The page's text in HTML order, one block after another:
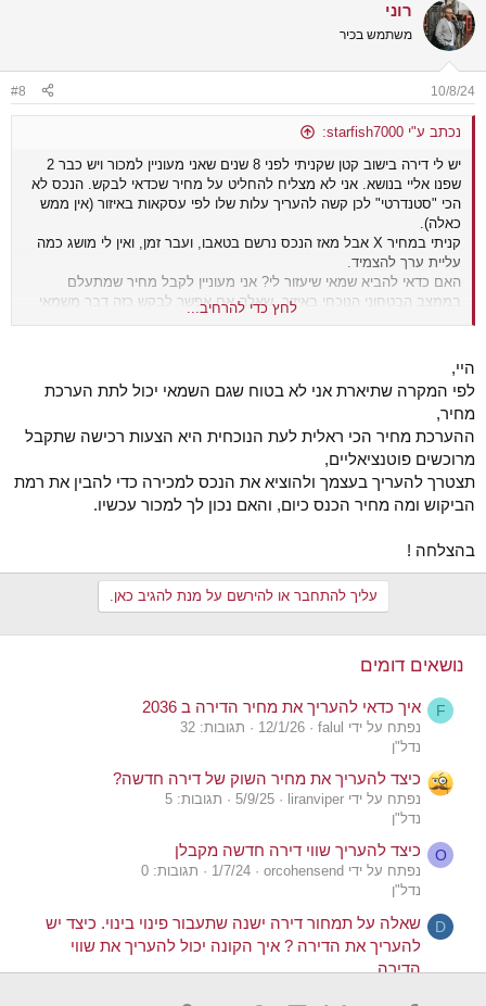
רוני
משתמש בכיר
10/8/24
#8
נכתב ע"י starfish7000:
יש לי דירה בישוב קטן שקניתי לפני 8 שנים שאני מעוניין למכור ויש כבר 2
שפנו אליי בנושא. אני לא מצליח להחליט על מחיר שכדאי לבקש. הנכס לא
הכי "סטנדרטי" לכן קשה להעריך עלות שלו לפי עסקאות באיזור (אין ממש
כאלה).
קניתי במחיר X אבל מאז הנכס נרשם בטאבו, ועבר זמן, ואין לי מושג כמה
עליית ערך להצמיד.
האם כדאי להביא שמאי שיעזור לי? אני מעוניין לקבל מחיר שמתעלם
בממצב הבטחוני הנוכחי באיזור, שאלה אם אפשר לבקש כזה דבר משמאי
לחץ כדי להרחיב...
היי,
לפי המקרה שתיארת אני לא בטוח שגם השמאי יכול לתת הערכת
מחיר,
ההערכת מחיר הכי ראלית לעת הנוכחית היא הצעות רכישה שתקבל
מרוכשים פוטנציאליים,
תצטרך להעריך בעצמך ולהוציא את הנכס למכירה כדי להבין את רמת
הביקוש ומה מחיר הכנס כיום, והאם נכון לך למכור עכשיו.
בהצלחה !
עליך להתחבר או להירשם על מנת להגיב כאן.
נושאים דומים
F איך כדאי להעריך את מחיר הדירה ב 2036
נפתח על ידי falul 12/1/26
תגובות: 32
נדל"ן
כיצד להעריך את מחיר השוק של דירה חדשה?
נפתח על ידי liranviper 5/9/25
תגובות: 5
נדל"ן
O כיצד להעריך שווי דירה חדשה מקבלן
נפתח על ידי orcohensend 1/7/24
תגובות: 0
נדל"ן
D
שאלה על תמחור דירה ישנה שתעבור פינוי בינוי. כיצד יש
להעריך את הדירה ? איך הקונה יכול להעריך את שווי
הדירה